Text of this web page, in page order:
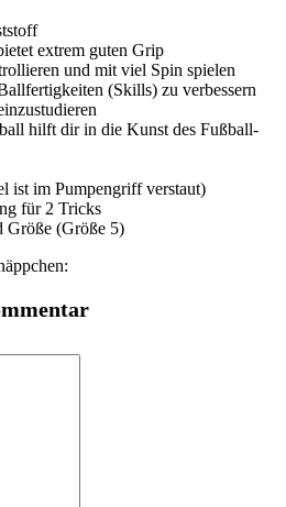
extrem guten Grip
und mit viel Spin spielen
(Skills) zu verbessern
hilft dir in die Kunst des Fußball-
ist im Pumpengriff verstaut)
für 2 Tricks
Größe (Größe 5)